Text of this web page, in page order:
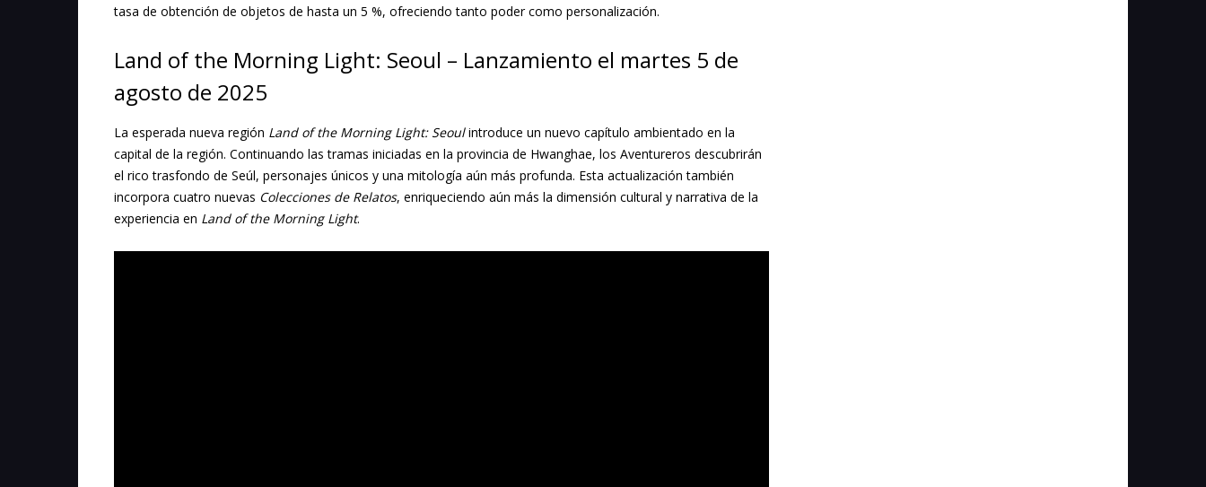
tasa de obtención de objetos de hasta un 5 %, ofreciendo tanto poder como personalización.
Land of the Morning Light: Seoul – Lanzamiento el martes 5 de
agosto de 2025
La esperada nueva región Land of the Morning Light: Seoulintroduce un nuevo capítulo ambientado en la
capital de la región. Continuando las tramas iniciadas en la provincia de Hwanghae, los Aventureros descubrirán
el rico trasfondo de Seúl, personajes únicos y una mitología aún más profunda. Esta actualización también
incorpora cuatro nuevas Colecciones de Relatos, enriqueciendo aún más la dimensión cultural y narrativa de la
experiencia en Land of the Morning Light.